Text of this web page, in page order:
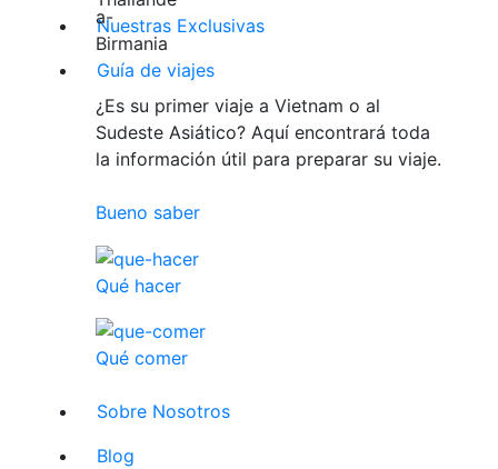
Nuestras Exclusivas
Guía de viajes
¿Es su primer viaje a Vietnam o al
Sudeste Asiático? Aquí encontrará toda
la información útil para preparar su viaje.
Bueno saber
Qué hacer
Qué comer
Sobre Nosotros
Blog